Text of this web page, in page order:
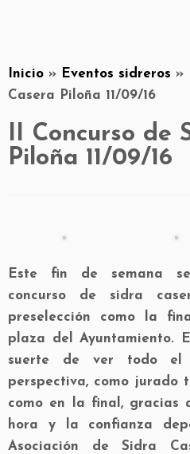
Inicio » Eventos sidreros »
Casera Piloña 11/09/16
II Concurso de
Piloña 11/09/16
Este fin de semana
concurso de sidra
preselección como la
plaza del Ayuntamiento.
suerte de ver todo el
perspectiva, como jurado
como en la final, gracias
hora y la confianza
Asociación de Sidra